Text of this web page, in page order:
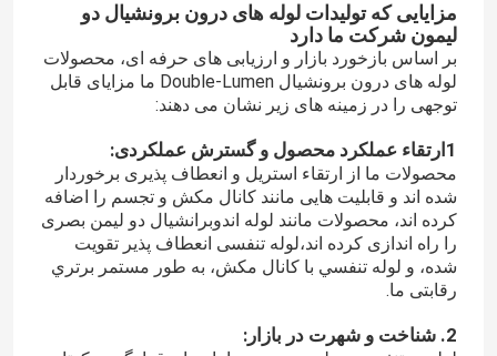
خونه
محصولات
ویدیو
مزایایی که تولیدات لوله های درون برونشیال دو
لیمون شرکت ما دارد
بر اساس بازخورد بازار و ارزیابی های حرفه ای، محصولات
لوله های درون برونشیال Double-Lumen ما مزایای قابل
توجهی را در زمینه های زیر نشان می دهند:
1ارتقاء عملکرد محصول و گسترش عملکردی:
محصولات ما از ارتقاء استریل و انعطاف پذیری برخوردار
شده اند و قابلیت هایی مانند کانال مکش و تجسم را اضافه
کرده اند، محصولات مانند لوله اندوبرانشیال دو لیمن بصری
را راه اندازی کرده اند،لوله تنفسی انعطاف پذیر تقویت
شده، و لوله تنفسي با کانال مکش، به طور مستمر برتري
رقابتی ما.
2. شناخت و شهرت در بازار: